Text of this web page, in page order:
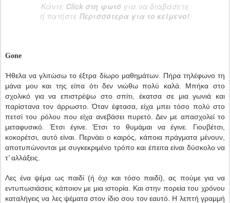
Κάντε Click στη φωτόγια να διαβάσετε
ή πατήστε Περισσότερα για το κείμενο!
Gone
Ήθελα να γλιτώσω το έξτρα δίωρο μαθημάτων. Πήρα τηλέφωνο τη
μάνα μου και της είπα ότι δεν νιώθω πολύ καλά. Μπήκα στο
σχολικό για να επιστρέψω στο σπίτι, έκατσα σε μια γωνιά και
παρίστανα τον άρρωστο. Όταν έφτασα, είχα μπει τόσο πολύ στο
πετσί του ρόλου που είχα ανεβάσει πυρετό. Δεν με απασχολεί το
μεταφυσικό. Έτσι έγινε. Έτσι το θυμάμαι να έγινε. Γιουβέτσι,
κοκορέτσι, αυτό είναι. Περνάει ο καιρός, κάποια πράγματα μένουν,
αποτυπώνονται με συγκεκριμένο τρόπο και έπειτα είναι δύσκολο να
τ’ αλλάξεις.
Λες ένα ψέμα ως παιδί (ή όχι και τόσο παιδί), ας πούμε για να
εντυπωσιάσεις κάποιον με μια ιστορία. Kαι στην πορεία του χρόνου
καταλήγεις να λες ψέματα στον ίδιο σου τον εαυτό. Η λεπτή γραμμή